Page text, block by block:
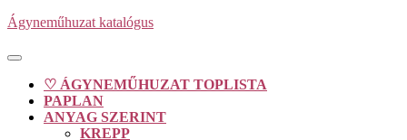
Skip
content
Ágyneműhuzat katalógus
Open
Button♡ ÁGYNEMŰHUZAT TOPLISTA
PAPLAN
ANYAG SZERINT
KREPP